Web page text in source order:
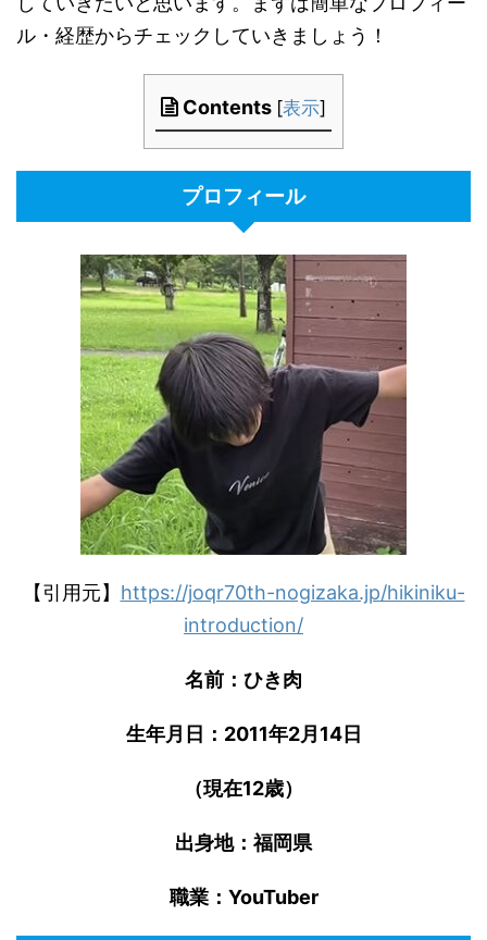
ル・経歴からチェックしていきましょう！
Contents [表示]
プロフィール
【引用元】 https://joqr70th-nogizaka.jp/hikiniku-
introduction/
名前：ひき肉
生年月日：2011年2月14日
（現在12歳）
出身地：福岡県
職業：YouTuber